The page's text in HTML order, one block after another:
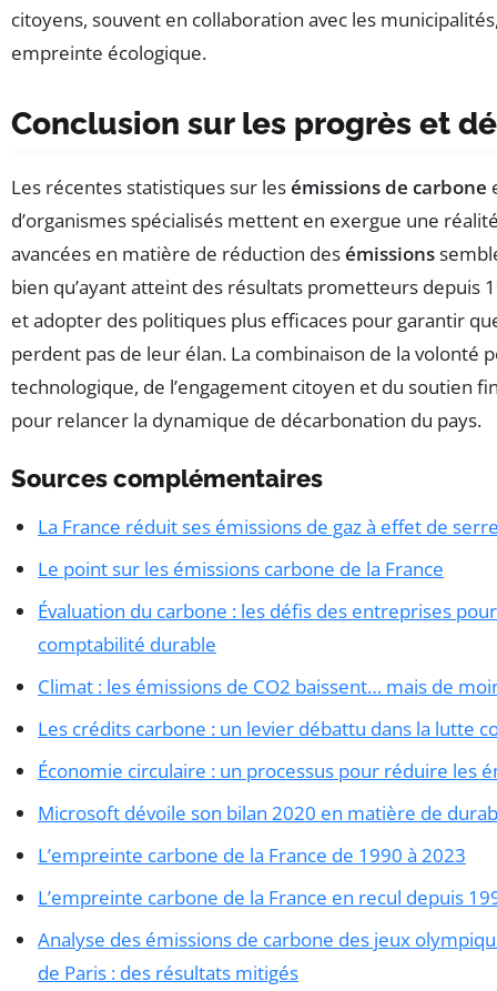
citoyens, souvent en collaboration avec les
empreinte écologique.
Conclusion sur les progrès et
Les récentes statistiques sur lesémissions de carbone
d’organismes spécialisés mettent en exergue une
avancées en matière de réduction desémissions
bien qu’ayant atteint des résultats prometteurs depuis
et adopter des politiques plus efficaces pour garantir
perdent pas de leur élan. La combinaison de la volonté
technologique, de l’engagement citoyen et du soutien
pour relancer la dynamique de décarbonation du pays.
Sources complémentaires
La France réduit ses émissions de gaz à effet de
Le point sur les émissions carbone de la France
Évaluation du carbone : les défis des entreprises
comptabilité durable
Climat : les émissions de CO2 baissent… mais de
Les crédits carbone : un levier débattu dans la lutte
Économie circulaire : un processus pour réduire les
Microsoft dévoile son bilan 2020 en matière de
L’empreinte carbone de la France de 1990 à 2023
L’empreinte carbone de la France en recul depuis
Analyse des émissions de carbone des jeux
de Paris : des résultats mitigés